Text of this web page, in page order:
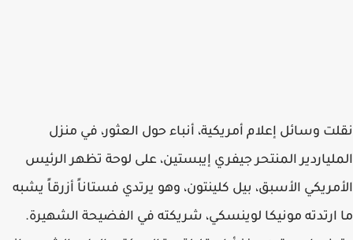
نقلت وسائل إعلام أمريكية، أنباء حول العثور، في منزل
الملياردير المنتحر جيفري إيبستين، على لوحة تظهر الرئيس
الأمريكي الأسبق، بيل كلينتون، وهو يرتدي فستاناً أزرقاً يشبه
ما ارتدته مونيكا لوينسكي، شريكته في الفضيحة الشهيرة.